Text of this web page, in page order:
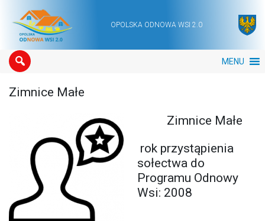
Main NavigationOPOLSKA ODNOWA WSI 2.0
MENU
Zimnice Małe
Zimnice Małe
rok przystąpienia
sołectwa do
Programu Odnowy
Wsi: 2008